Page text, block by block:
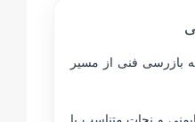
بازرسی فنی از مسیر